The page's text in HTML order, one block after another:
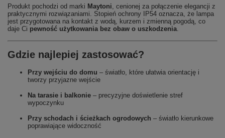
Produkt pochodzi od marki Maytoni, cenionej za połączenie elegancji z
praktycznymi rozwiązaniami. Stopień ochrony IP54 oznacza, że lampa
jest przygotowana na kontakt z wodą, kurzem i zmienną pogodą, co
daje Ci pewność użytkowania bez obaw o uszkodzenia.
Gdzie najlepiej zastosować?
Przy wejściu do domu – światło, które ułatwia orientację i
tworzy przyjazne wejście
Na tarasie i balkonie – precyzyjne doświetlenie stref
wypoczynku
Przy schodach i ścieżkach ogrodowych – światło kierunkowe
poprawiające widoczność